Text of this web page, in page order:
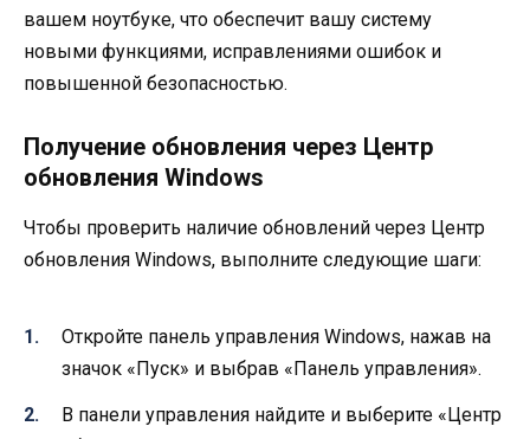
вашем ноутбуке, что обеспечит вашу систему
новыми функциями, исправлениями ошибок и
повышенной безопасностью.
Получение обновления через Центр
обновления Windows
Чтобы проверить наличие обновлений через Центр
обновления Windows, выполните следующие шаги:
Откройте панель управления Windows, нажав на
значок «Пуск» и выбрав «Панель управления».
В панели управления найдите и выберите «Центр